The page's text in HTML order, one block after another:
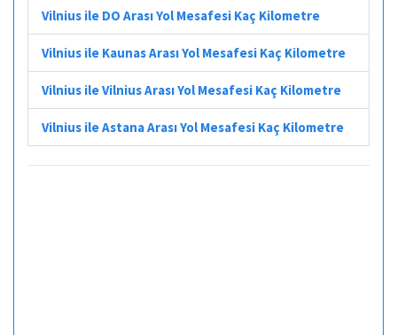
Vilnius ile DO Arası Yol Mesafesi Kaç Kilometre
Vilnius ile Kaunas Arası Yol Mesafesi Kaç Kilometre
Vilnius ile Vilnius Arası Yol Mesafesi Kaç Kilometre
Vilnius ile Astana Arası Yol Mesafesi Kaç Kilometre